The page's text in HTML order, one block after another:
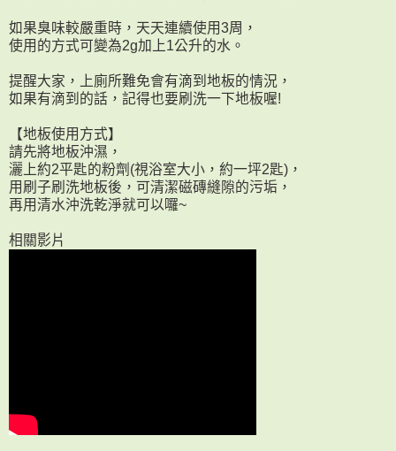
如果臭味較嚴重時，天天連續使用3周，
使用的方式可變為2g加上1公升的水。
提醒大家，上廁所難免會有滴到地板的情況，
如果有滴到的話，記得也要刷洗一下地板喔!
【地板使用方式】
請先將地板沖濕，
灑上約2平匙的粉劑(視浴室大小，約一坪2匙)，
用刷子刷洗地板後，可清潔磁磚縫隙的污垢，
再用清水沖洗乾淨就可以囉~
相關影片